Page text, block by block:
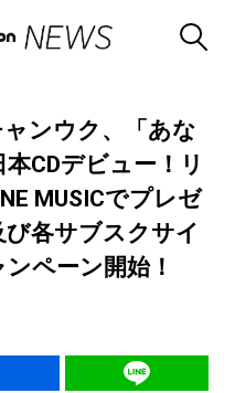
ンウク、「あな
CDデビュー！リ
MUSICでプレゼ
各サブスクサイ
ペーン開始！